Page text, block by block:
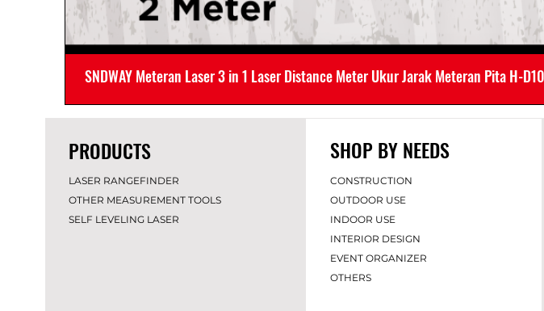
SNDWAY Meteran Laser 3 in 1 Laser Distance Meter Ukur Jarak Meteran Pita H-
PRODUCTS
LASER RANGEFINDER
OTHER MEASUREMENT TOOLS
SELF LEVELING LASER
SHOP BY NEEDS
CONSTRUCTION
OUTDOOR USE
INDOOR USE
INTERIOR DESIGN
EVENT ORGANIZER
OTHERS